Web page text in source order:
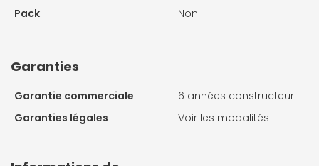
Pack
Non
Garanties
Garantie commerciale
6 années constructeur
Garanties légales
Voir les modalités